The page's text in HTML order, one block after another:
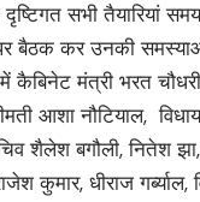
दृष्टिगत सभी
कर उनकी समस्याओं
मंत्री भरत
आशा नौटियाल,
शैलेश बगौली, नितेश
कुमार, धीराज गर्ब्याल,